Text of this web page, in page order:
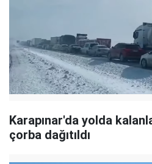
Karapınar'da yolda
çorba dağıtıldı